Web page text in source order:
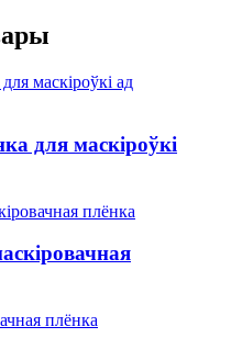
для маскіроўкі